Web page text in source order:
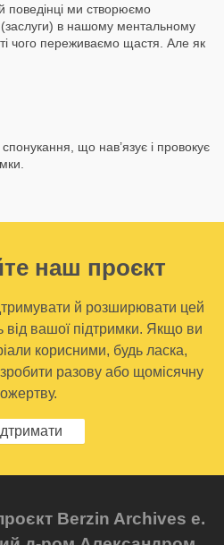
поведінці ми створюємо
(заслуги) в нашому ментальному
чого переживаємо щастя. Але як
що нав’язує і провокує
наш проєкт
й розширювати цей
від вашої підтримки. Якщо ви
корисними, будь ласка,
разову або щомісячну
Berzin Archives e.